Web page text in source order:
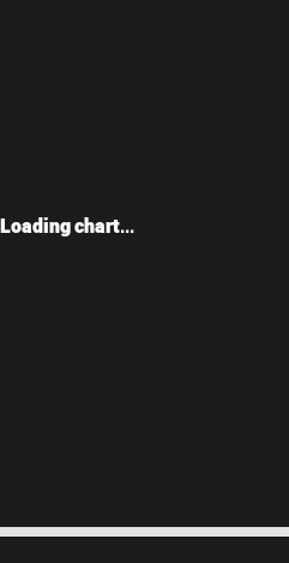
Loading chart...